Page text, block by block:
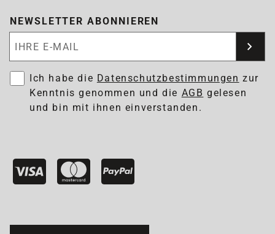
NEWSLETTER ABONNIEREN
Ich habe die Datenschutzbestimmungen zur
Kenntnis genommen und die AGB gelesen
und bin mit ihnen einverstanden.